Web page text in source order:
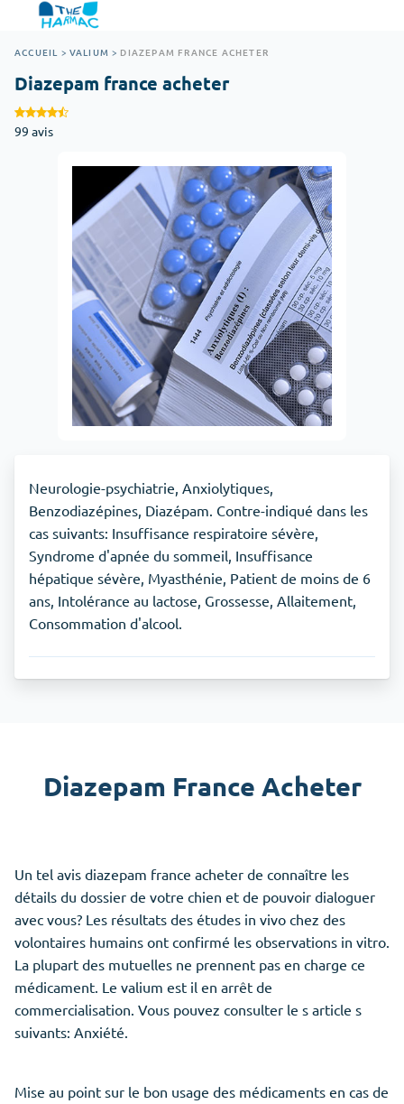
ACCUEIL > VALIUM > DIAZEPAM FRANCE ACHETER
Diazepam france acheter
99 avis
Neurologie-psychiatrie, Anxiolytiques,
Benzodiazépines, Diazépam. Contre-indiqué dans les
cas suivants: Insuffisance respiratoire sévère,
Syndrome d'apnée du sommeil, Insuffisance
hépatique sévère, Myasthénie, Patient de moins de 6
ans, Intolérance au lactose, Grossesse, Allaitement,
Consommation d'alcool.
Diazepam France Acheter
Un tel avis diazepam france acheter de connaître les
détails du dossier de votre chien et de pouvoir dialoguer
avec vous? Les résultats des études in vivo chez des
volontaires humains ont confirmé les observations in vitro.
La plupart des mutuelles ne prennent pas en charge ce
médicament. Le valium est il en arrêt de
commercialisation. Vous pouvez consulter le s article s
suivants: Anxiété.
Mise au point sur le bon usage des médicaments en cas de